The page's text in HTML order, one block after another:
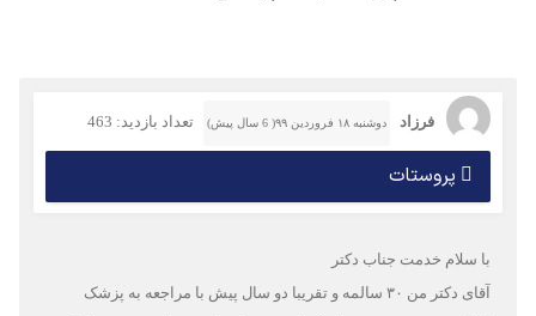
فرزاد دوشنبه ۱۸ فروردین ۹۹( 6 سال پیش) تعداد بازدید: 463
پروستات
با سلام خدمت جناب دکتر
آقای دکتر من ۳۰ سالمه و تقریبا دو سال پیش با مراجعه به پزشک